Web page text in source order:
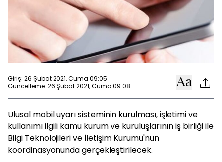
Giriş: 26 Şubat 2021, Cuma 09:05
Güncelleme: 26 Şubat 2021, Cuma 09:08
Ulusal mobil uyarı sisteminin kurulması, işletimi ve
kullanımı ilgili kamu kurum ve kuruluşlarının iş birliği ile
Bilgi Teknolojileri ve İletişim Kurumu'nun
koordinasyonunda gerçekleştirilecek.